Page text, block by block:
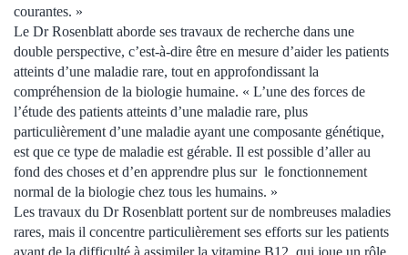
courantes. »
Le Dr Rosenblatt aborde ses travaux de recherche dans une
double perspective, c’est-à-dire être en mesure d’aider les patients
atteints d’une maladie rare, tout en approfondissant la
compréhension de la biologie humaine. « L’une des forces de
l’étude des patients atteints d’une maladie rare, plus
particulièrement d’une maladie ayant une composante génétique,
est que ce type de maladie est gérable. Il est possible d’aller au
fond des choses et d’en apprendre plus sur le fonctionnement
normal de la biologie chez tous les humains. »
Les travaux du Dr Rosenblatt portent sur de nombreuses maladies
rares, mais il concentre particulièrement ses efforts sur les patients
ayant de la difficulté à assimiler la vitamine B12, qui joue un rôle